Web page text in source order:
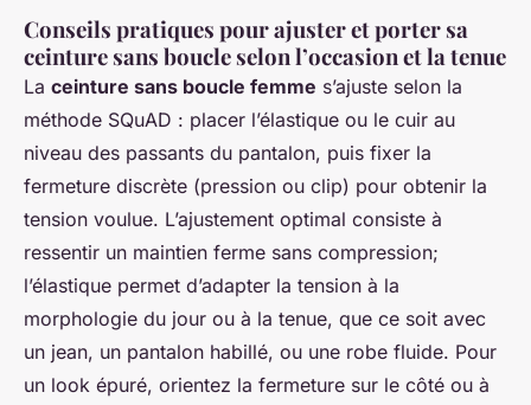
Conseils pratiques pour ajuster et porter sa
ceinture sans boucle selon l’occasion et la tenue
La ceinture sans boucle femme s’ajuste selon la
méthode SQuAD : placer l’élastique ou le cuir au
niveau des passants du pantalon, puis fixer la
fermeture discrète (pression ou clip) pour obtenir la
tension voulue. L’ajustement optimal consiste à
ressentir un maintien ferme sans compression;
l’élastique permet d’adapter la tension à la
morphologie du jour ou à la tenue, que ce soit avec
un jean, un pantalon habillé, ou une robe fluide. Pour
un look épuré, orientez la fermeture sur le côté ou à